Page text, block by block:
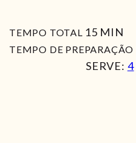
TEMPO TOTAL 15MIN
MIN
TEMPO DE PREPARAÇÃO
SERVE: 4